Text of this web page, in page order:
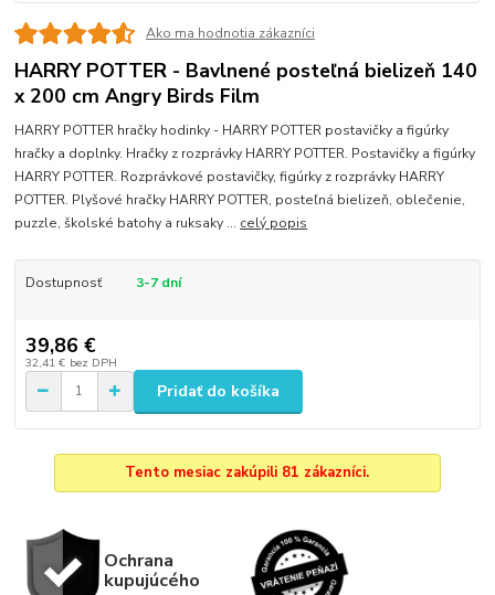
Ako ma hodnotia zákazníci
HARRY POTTER - Bavlnené posteľná bielizeň 140
x 200 cm Angry Birds Film
HARRY POTTER hračky hodinky - HARRY POTTER postavičky a figúrky
hračky a doplnky. Hračky z rozprávky HARRY POTTER. Postavičky a figúrky
HARRY POTTER. Rozprávkové postavičky, figúrky z rozprávky HARRY
POTTER. Plyšové hračky HARRY POTTER, posteľná bielizeň, oblečenie,
puzzle, školské batohy a ruksaky ... celý popis
Dostupnosť 3-7 dní
39,86 €
32,41 € bez DPH
Pridať do košíka
Tento mesiac zakúpili 81 zákazníci.
Ochrana
kupujúcého